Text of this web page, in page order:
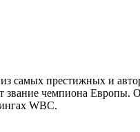
самых престижных и
звание чемпиона Европы.
WBC.